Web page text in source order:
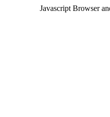
Javascript Browser